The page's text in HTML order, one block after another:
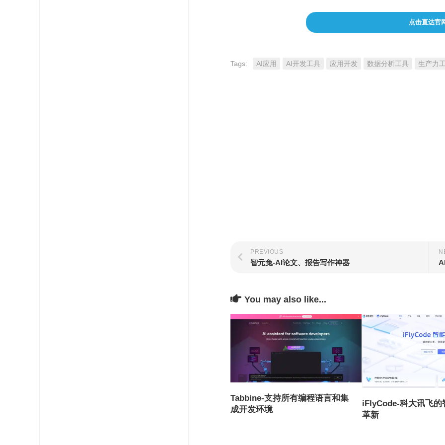
点击直达官
Tags: AI应用 AI开发工具 应用开发 数据分析工具 生产力
PREVIOUS
智元兔-AI论文、报告写作神器
You may also like...
Tabbine-支持所有编程语言和集
成开发环境
iFlyCode-科大讯飞的
革新